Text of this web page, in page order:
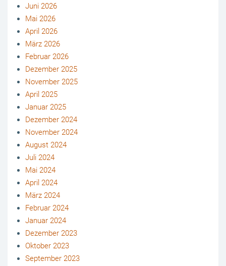
Juni 2026
Mai 2026
April 2026
März 2026
Februar 2026
Dezember 2025
November 2025
April 2025
Januar 2025
Dezember 2024
November 2024
August 2024
Juli 2024
Mai 2024
April 2024
März 2024
Februar 2024
Januar 2024
Dezember 2023
Oktober 2023
September 2023